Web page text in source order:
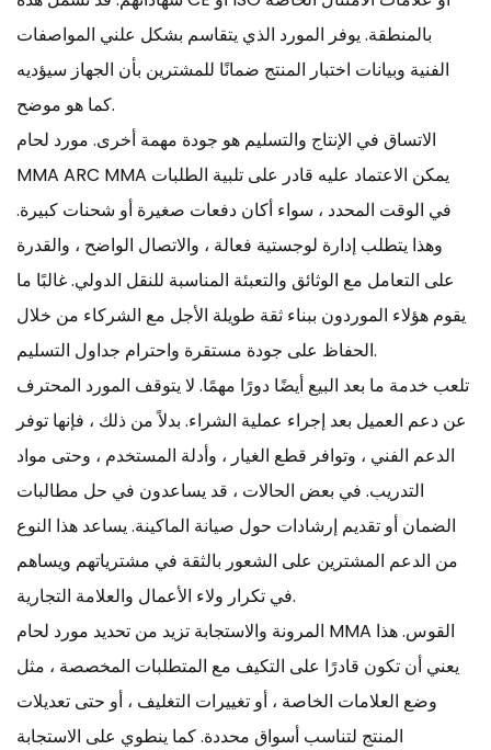
بالمنطقة. يوفر المورد الذي يتقاسم بشكل علني المواصفات
الفنية وبيانات اختبار المنتج ضمانًا للمشترين بأن الجهاز سيؤديه
كما هو موضح.
الاتساق في الإنتاج والتسليم هو جودة مهمة أخرى. مورد لحام
MMA ARC MMA يمكن الاعتماد عليه قادر على تلبية الطلبات
في الوقت المحدد ، سواء أكان دفعات صغيرة أو شحنات كبيرة.
وهذا يتطلب إدارة لوجستية فعالة ، والاتصال الواضح ، والقدرة
على التعامل مع الوثائق والتعبئة المناسبة للنقل الدولي. غالبًا ما
يقوم هؤلاء الموردون ببناء ثقة طويلة الأجل مع الشركاء من خلال
الحفاظ على جودة مستقرة واحترام جداول التسليم.
تلعب خدمة ما بعد البيع أيضًا دورًا مهمًا. لا يتوقف المورد المحترف
عن دعم العميل بعد إجراء عملية الشراء. بدلاً من ذلك ، فإنها توفر
الدعم الفني ، وتوافر قطع الغيار ، وأدلة المستخدم ، وحتى مواد
التدريب. في بعض الحالات ، قد يساعدون في حل مطالبات
الضمان أو تقديم إرشادات حول صيانة الماكينة. يساعد هذا النوع
من الدعم المشترين على الشعور بالثقة في مشترياتهم ويساهم
في تكرار ولاء الأعمال والعلامة التجارية.
المرونة والاستجابة تزيد من تحديد مورد لحام MMA القوس. هذا
يعني أن تكون قادرًا على التكيف مع المتطلبات المخصصة ، مثل
وضع العلامات الخاصة ، أو تغييرات التغليف ، أو حتى تعديلات
المنتج لتناسب أسواق محددة. كما ينطوي على الاستجابة